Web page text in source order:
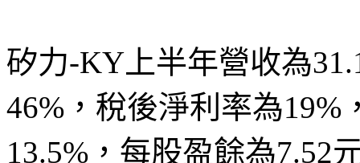
矽力-KY上半年營收為
46%，稅後淨利率為19%
13.5%，每股盈餘為7.52